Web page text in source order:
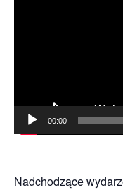
00:00
Nadchodzące